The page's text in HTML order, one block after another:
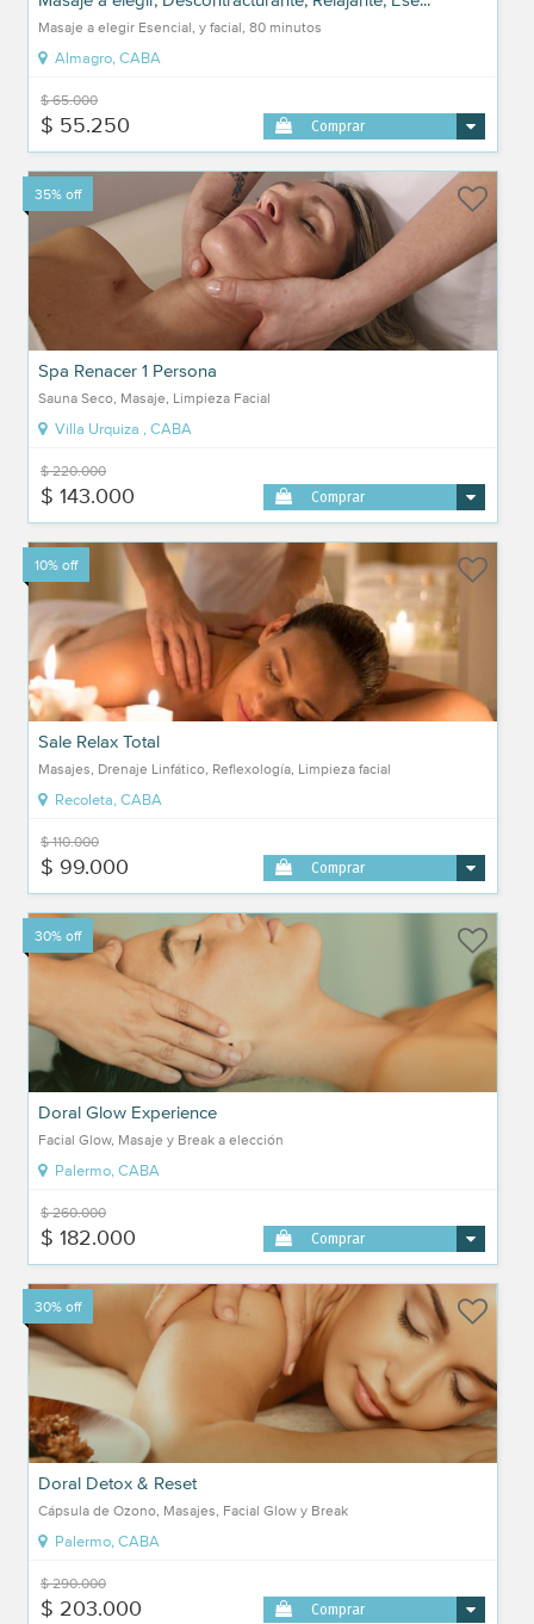
Masaje a elegir Esencial, y facial, 80 minutos
Almagro, CABA
$ 65.000
$ 55.250 Comprar
35% off
Spa Renacer 1 Persona
Sauna Seco, Masaje, Limpieza Facial
Villa Urquiza , CABA
$ 220.000
$ 143.000 Comprar
10% off
Sale Relax Total
Masajes, Drenaje Linfático, Reflexología, Limpieza facial
Recoleta, CABA
$ 110.000
$ 99.000 Comprar
30% off
Doral Glow Experience
Facial Glow, Masaje y Break a elección
Palermo, CABA
$ 260.000
$ 182.000 Comprar
30% off
Doral Detox & Reset
Cápsula de Ozono, Masajes, Facial Glow y Break
Palermo, CABA
$ 290.000
$ 203.000 Comprar